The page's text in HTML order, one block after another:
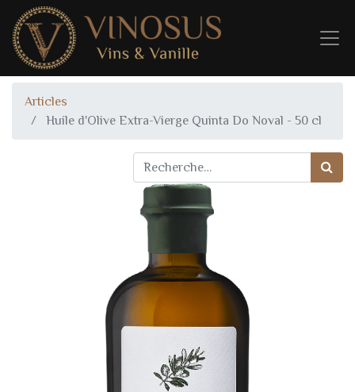
Articles
Huile d'Olive Extra-Vierge Quinta Do Noval - 50 cl